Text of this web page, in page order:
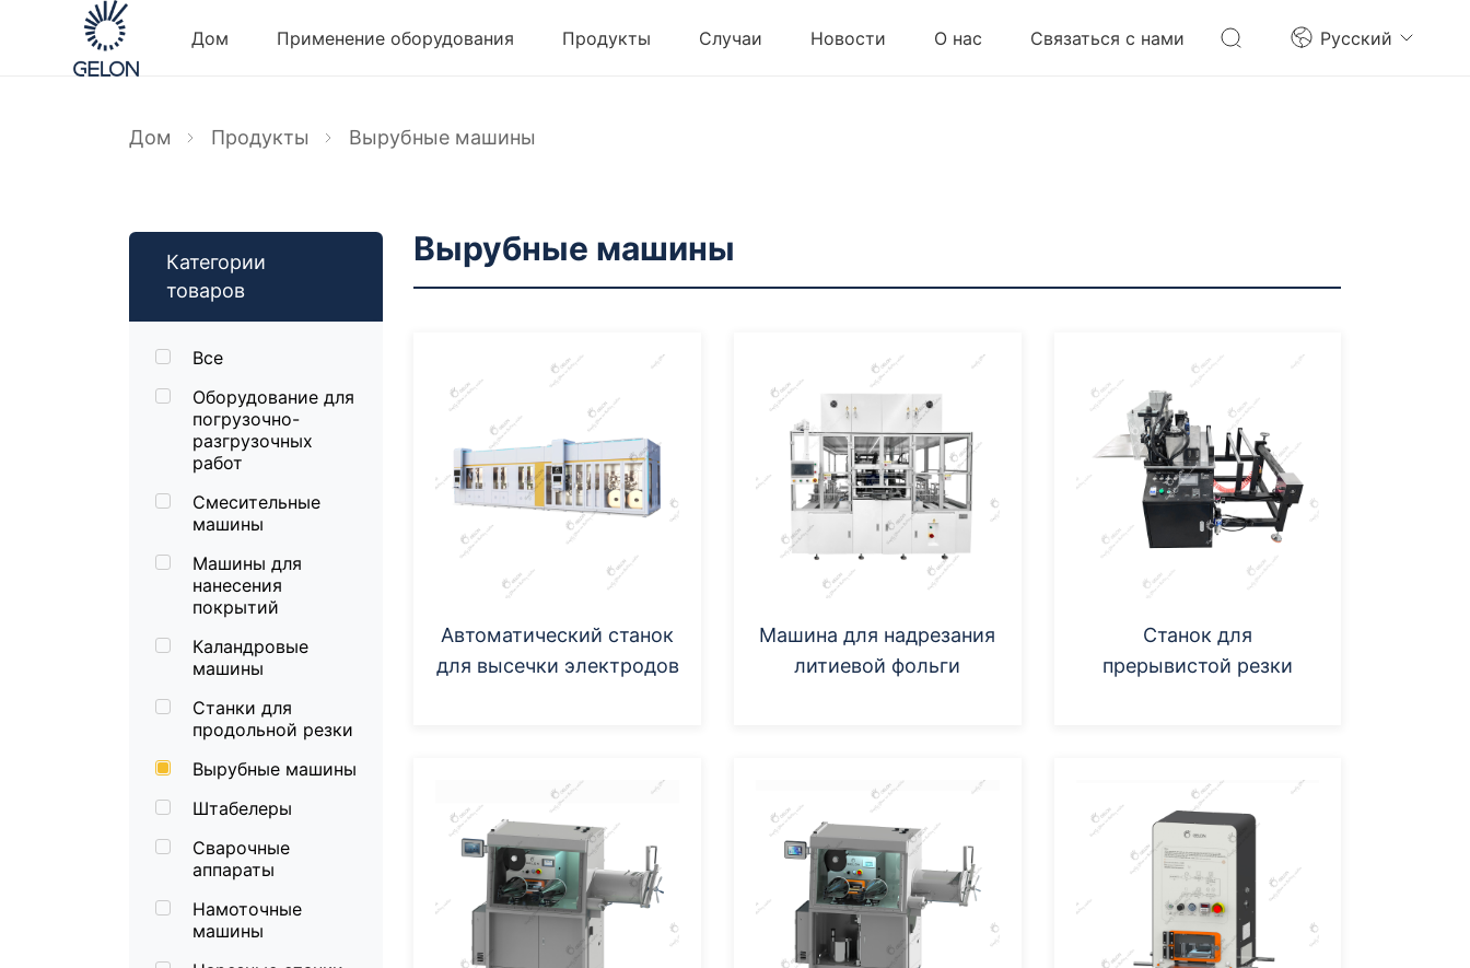
Дом Применение оборудования Продукты Случаи Новости О нас Связаться с нами Pусский
Дом Продукты Вырубные машины
Категории
товаров
Все
Оборудование для
погрузочно-
разгрузочных
работ
Смесительные
машины
Машины для
нанесения
покрытий
Каландровые
машины
Станки для
продольной резки
Вырубные машины
Штабелеры
Сварочные
аппараты
Намоточные
машины
Вырубные машины
Автоматический станок
для высечки электродов
Машина для надрезания
литиевой фольги
Станок для
прерывистой резки